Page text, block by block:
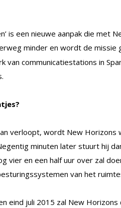
is een nieuwe aanpak die
minder en wordt de missie
van communicatiestations in
verloopt, wordt New Horizons
minuten later stuurt hij
vier en een half uur over zal
van het
eind juli 2015 zal New